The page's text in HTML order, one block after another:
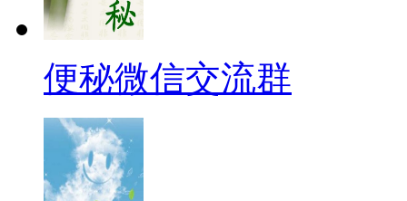
便秘微信交流群